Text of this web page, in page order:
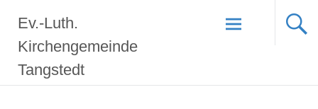
Inhalt
springen
Ev.-Luth.
Kirchengemeinde
Tangstedt